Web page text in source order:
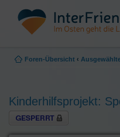
Foren-Übersicht ‹
Kinderhilfsprojekt:
Thema gesperrt